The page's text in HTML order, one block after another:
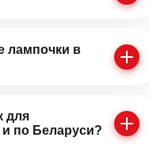
лампочки в
для
по Беларуси?